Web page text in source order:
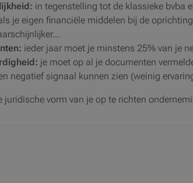
in tegenstelling tot de klassieke bvba
je eigen financiële middelen bij de
ieder jaar moet je minstens 25% van je
je moet op al je documenten
negatief signaal kunnen zien (weinig
juridische vorm van je op te richten